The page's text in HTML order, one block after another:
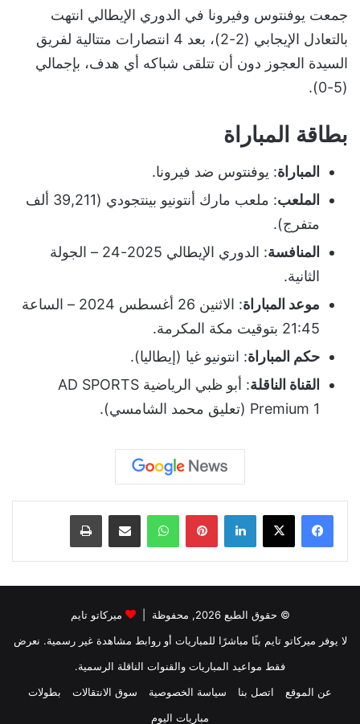
جمعت يوفنتوس وفيرونا في الدوري الإيطالي انتهت
بالتعادل الإيجابي (2-2)، بعد 4 انتصارات متتالية لفريق
السيدة العجوز دون أن تتلقى شباكه أي هدف، بإجمالي
(5-0).
بطاقة المباراة
المباراة: يوفنتوس ضد فيرونا.
الملعب
: ملعب مارك أنتونيو بينتجودي (39,211 ألف
متفرج).
المنافسة
: الدوري الإيطالي 2025-24 – الجولة
الثانية.
موعد المباراة
: الاثنين 26 أغسطس 2024 – الساعة
21:45 بتوقيت مكة المكرمة.
حكم المباراة: انتونيو غيا (إيطاليا).
القناة الناقلة
: أبو ظبي الرياضية AD SPORTS
Premium 1 (تعليق محمد الشامسي).
لينكدإن بينتيريست واتساب
© حقوق الطبع 2026, محفوظة |
ميركاتو تايم
لا يوفر ميركاتو تايم بثًا مباشرًا للمباريات أو روابط مشاهدة غير رسمية. نعرض
فقط مواعيد المباريات والقنوات الناقلة الرسمية.
عن الموقع
اتصل بنا سياسة الخصوصية سوق الانتقالات
بطولات
مباريات اليوم